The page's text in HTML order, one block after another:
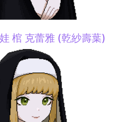
棺 克蕾雅 (乾紗壽葉)